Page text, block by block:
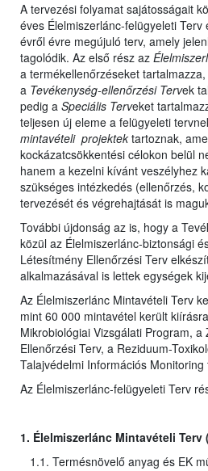
A tervezési folyamat sajátosságait
éves Élelmiszerlánc-felügyeleti Terv
évről évre megújuló terv, amely
tagolódik. Az első rész az
a termékellenőrzéseket
a Tevékenység-ellenőrzési Tervek
pedig a Speciális Terveket
teljesen új eleme a felügyeleti
mintavételi projektek tartoznak,
kockázatcsökkentési célokon belül
hanem a kezelni kívánt veszélyhez
szükséges intézkedés (ellenőrzés,
tervezését és végrehajtását is
További újdonság az is, hogy a
közül az Élelmiszerlánc-biztonsági
Létesítmény Ellenőrzési Terv
alkalmazásával is lettek egységek
Az Élelmiszerlánc Mintavételi Terv
mint 60 000 mintavétel került
Mikrobiológiai Vizsgálati Program, a
Ellenőrzési Terv, a Reziduum-
Talajvédelmi Információs Monitoring
Az Élelmiszerlánc-felügyeleti Terv
1. Élelmiszerlánc Mintavételi Terv
1.1. Termésnövelő anyag és EK